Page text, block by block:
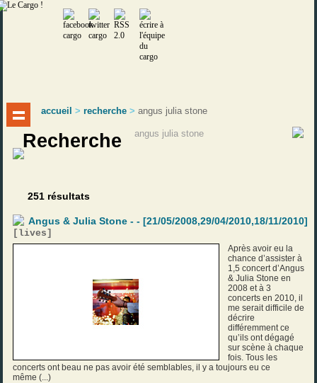
accueil >recherche>angus julia stone
Recherche
251 résultats
Angus & Julia Stone - - [21/05/2008,29/04/2010,18/11/2010]
[ lives ]
Après avoir eu la
chance d’assister à
1,5 concert d’Angus
& Julia Stone en
2008 et à 3
concerts en 2010, il
me serait difficile de
décrire
différemment ce
qu’ils ont dégagé
sur scène à chaque
fois. Tous les
concerts ont beau ne pas avoir été semblables, il y a toujours eu ce
même (...)